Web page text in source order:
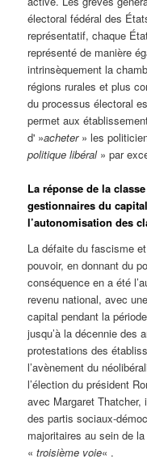
électoral fédéral des
représentatif, chaque
représenté de manière
intrinsèquement la
régions rurales et plus
du processus électoral
permet aux
d' »acheter» les
politique libéral» par
La réponse de la
gestionnaires du
l’autonomisation des
La défaite du fascisme
pouvoir, en donnant du
conséquence en a été
revenu national, avec
capital pendant la
jusqu’à la décennie des
protestations des
l’avènement du
l’élection du président
avec Margaret
des partis sociaux-
majoritaires au sein de
«troisième voie« .